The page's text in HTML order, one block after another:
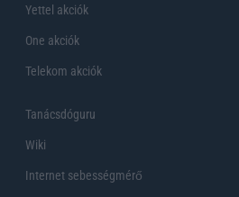
Yettel akciók
One akciók
Telekom akciók
Tanácsdóguru
Wiki
Internet sebességmérő